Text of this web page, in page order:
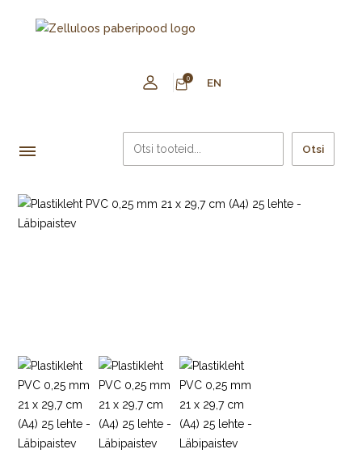
0 EN
Otsi